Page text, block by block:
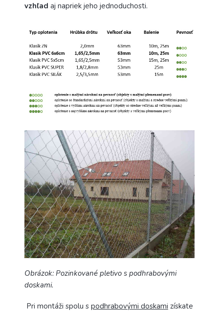
vzhľad aj napriek jeho jednoduchosti.
Obrázok: Pozinkované pletivo s podhrabovými
doskami.
Pri montáži spolu s podhrabovými doskami získate